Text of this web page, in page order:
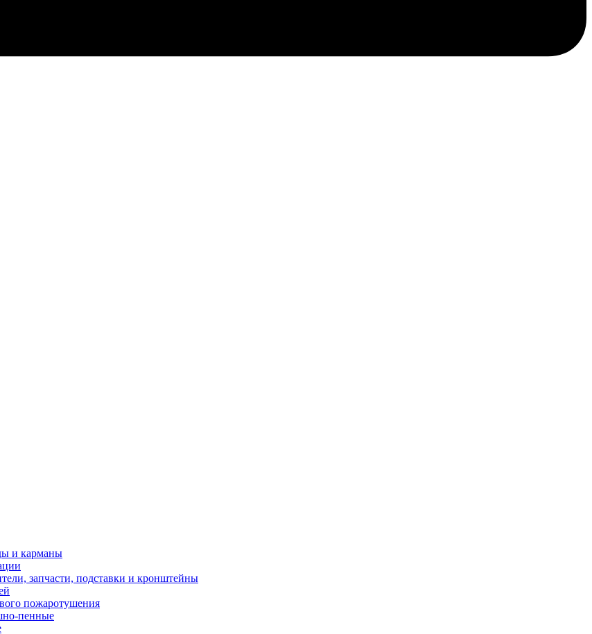
и карманы
запчасти, подставки и кронштейны
пожаротушения
пенные